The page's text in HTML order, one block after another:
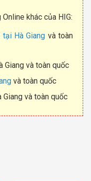
khác của HIG:
Hà Giang và toàn
Giang và toàn quốc
và toàn quốc
và toàn quốc